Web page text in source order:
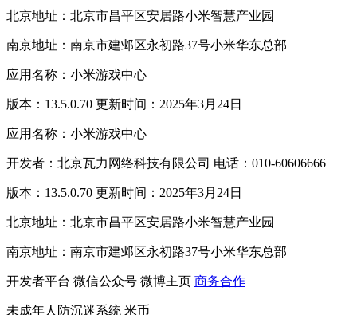
北京地址：北京市昌平区安居路小米智慧产业园
南京地址：南京市建邺区永初路37号小米华东总部
应用名称：小米游戏中心
版本：13.5.0.70 更新时间：2025年3月24日
应用名称：小米游戏中心
开发者：北京瓦力网络科技有限公司 电话：010-60606666
版本：13.5.0.70 更新时间：2025年3月24日
北京地址：北京市昌平区安居路小米智慧产业园
南京地址：南京市建邺区永初路37号小米华东总部
开发者平台 微信公众号 微博主页 商务合作
未成年人防沉迷系统 米币